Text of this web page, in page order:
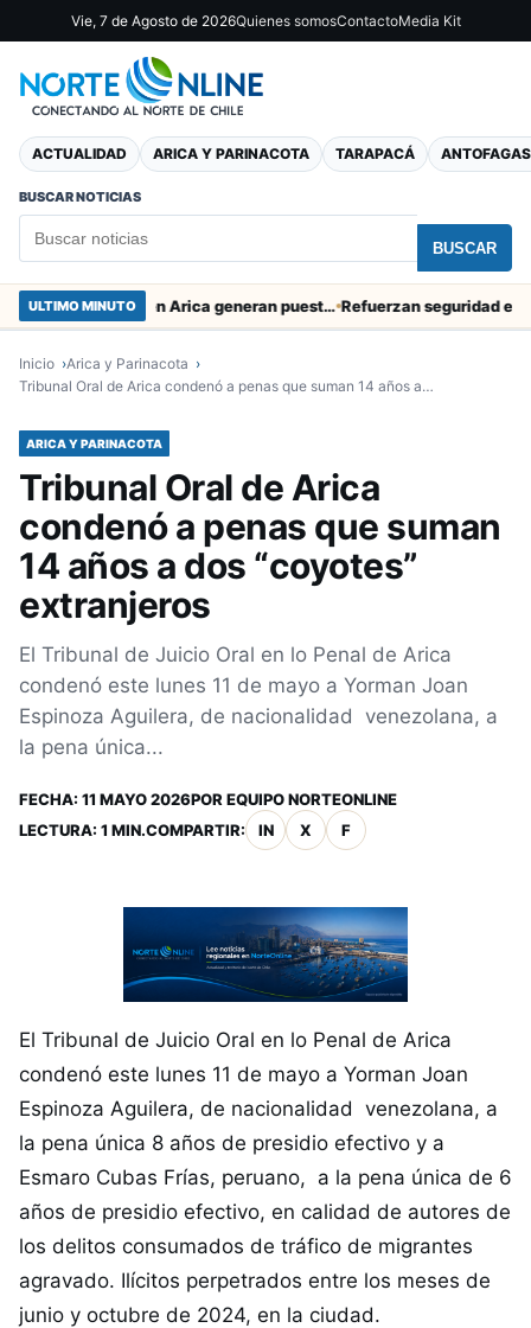
Vie, 7 de Agosto de 2026Quienes somosContactoMedia Kit
ACTUALIDAD ARICA Y PARINACOTA TARAPACÁ
BUSCAR NOTICIAS
BUSCAR
ULTIMO MINUTO Obras de Aguas del Altiplano en Arica generan puestos de trabajo Refuerzan seguridad en el
Inicio
Arica y Parinacota
Tribunal Oral de Arica condenó a penas que suman 14 años a…
ARICA Y PARINACOTA
Tribunal Oral de Arica
condenó a penas que suman
14 años a dos “coyotes”
extranjeros
El Tribunal de Juicio Oral en lo Penal de Arica
condenó este lunes 11 de mayo a Yorman Joan
Espinoza Aguilera, de nacionalidad venezolana, a
la pena única...
FECHA: 11 MAYO 2026POR EQUIPO NORTEONLINE
LECTURA: 1 MIN.COMPARTIR: IN X F
El Tribunal de Juicio Oral en lo Penal de Arica
condenó este lunes 11 de mayo a Yorman Joan
Espinoza Aguilera, de nacionalidad venezolana, a
la pena única 8 años de presidio efectivo y a
Esmaro Cubas Frías, peruano, a la pena única de 6
años de presidio efectivo, en calidad de autores de
los delitos consumados de tráfico de migrantes
agravado. Ilícitos perpetrados entre los meses de
junio y octubre de 2024, en la ciudad.